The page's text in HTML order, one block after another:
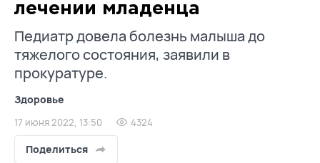
лечении младенца
Педиатр довела болезнь малыша до
тяжелого состояния, заявили в
прокуратуре.
Здоровье
17 июня 2022, 13:50 4324
Поделиться